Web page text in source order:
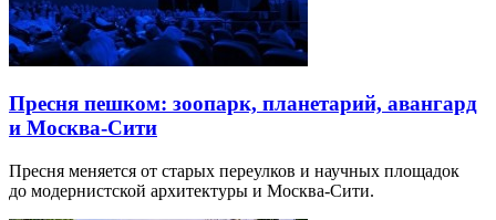
Пресня пешком: зоопарк, планетарий, авангард
и Москва-Сити
Пресня меняется от старых переулков и научных площадок
до модернистской архитектуры и Москва-Сити.